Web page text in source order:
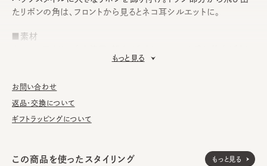
たリボンの角は、フロントから見るとネコ耳シルエットに。
■素材
■お手入れ方法
洗濯不可。汚れにつきましては、帽子が汚れてしまう前の対策と
素材
本体：ウール48% アクリル48% ナイロン4%
もっと見る
お問い合わせ
返品・交換について
ギフトラッピングについて
この商品を使ったスタイリング もっと見る